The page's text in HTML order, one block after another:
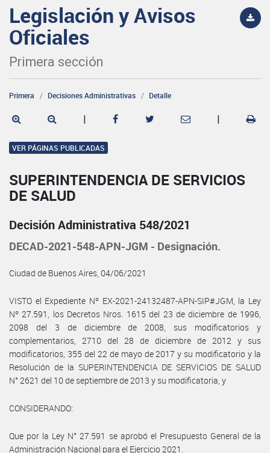
Legislación y Avisos
Oficiales
Primera sección
Primera Decisiones Administrativas Detalle
| |
VER PÁGINAS PUBLICADAS
SUPERINTENDENCIA DE SERVICIOS
DE SALUD
Decisión Administrativa 548/2021
DECAD-2021-548-APN-JGM - Designación.
Ciudad de Buenos Aires, 04/06/2021
VISTO el Expediente Nº EX-2021-24132487-APN-SIP#JGM, la Ley
Nº 27.591, los Decretos Nros. 1615 del 23 de diciembre de 1996,
2098 del 3 de diciembre de 2008, sus modificatorios y
complementarios, 2710 del 28 de diciembre de 2012 y sus
modificatorios, 355 del 22 de mayo de 2017 y su modificatorio y la
Resolución de la SUPERINTENDENCIA DE SERVICIOS DE SALUD
N° 2621 del 10 de septiembre de 2013 y su modificatoria, y
CONSIDERANDO:
Que por la Ley N° 27.591 se aprobó el Presupuesto General de la
Administración Nacional para el Ejercicio 2021.